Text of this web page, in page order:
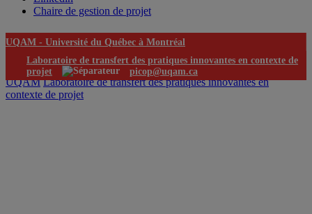
Chaire de gestion de projet
UQAM - Université du Québec à Montréal
Laboratoire de transfert des pratiques innovantes en contexte de
projet
picop@uqam.ca
UQAM Laboratoire de transfert des pratiques innovantes en
contexte de projet